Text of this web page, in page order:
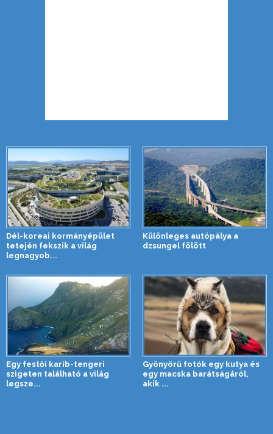
Dél-koreai kormányépület
tetején fekszik a világ
legnagyob...
Különleges autópálya a
dzsungel fölött
Egy festői karib-tengeri
szigeten található a világ
legsze...
Gyönyörű fotók egy kutya és
egy macska barátságáról,
akik ...